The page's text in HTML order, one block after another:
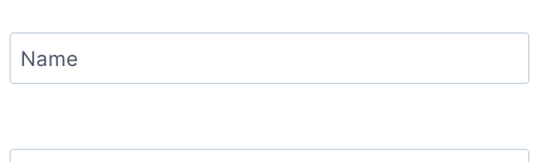
Name